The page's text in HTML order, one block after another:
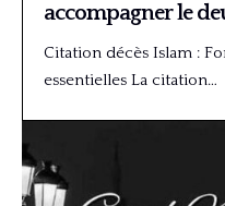
accompagner le
Citation décès Islam :
essentielles La citation…